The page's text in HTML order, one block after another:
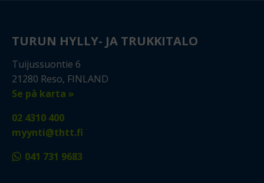
TURUN HYLLY- JA TRUKKITALO
Tuijussuontie 6
21280 Reso, FINLAND
Se på karta »
02 4310 400
myynti@thtt.fi
041 731 9683